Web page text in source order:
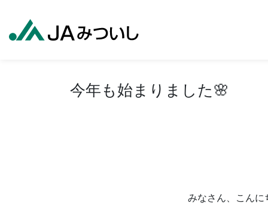
今年も始まりました🌸
みなさん、こん